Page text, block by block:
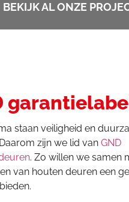
BEKIJK AL ONZE
staan veiligheid en
zijn we lid vanGND
. Zo willen we samen
van houten deuren een